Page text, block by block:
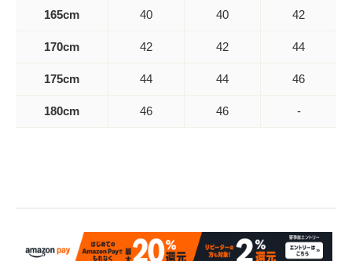
165cm 40 40 42
170cm 42 42 44
175cm 44 44 46
180cm 46 46 -